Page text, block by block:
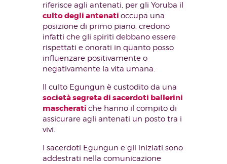
riferisce agli antenati, per gli Yoruba il
culto degli antenati occupa una
posizione di primo piano, credono
infatti che gli spiriti debbano essere
rispettati e onorati in quanto posso
influenzare positivamente o
negativamente la vita umana.
Il culto Egungun è custodito da una
società segreta di sacerdoti ballerini
mascherati che hanno il compito di
assicurare agli antenati un posto tra i
vivi.
I sacerdoti Egungun e gli iniziati sono
addestrati nella comunicazione